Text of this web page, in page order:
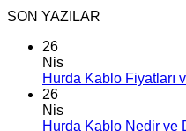
SON YAZILAR
26
Nis
Hurda Kablo Fiyatları
26
Nis
Hurda Kablo Nedir ve